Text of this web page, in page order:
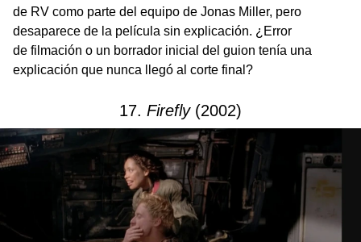
de RV como parte del equipo de Jonas Miller, pero
desaparece de la película sin explicación. ¿Error
de filmación o un borrador inicial del guion tenía una
explicación que nunca llegó al corte final?
17. Firefly(2002)